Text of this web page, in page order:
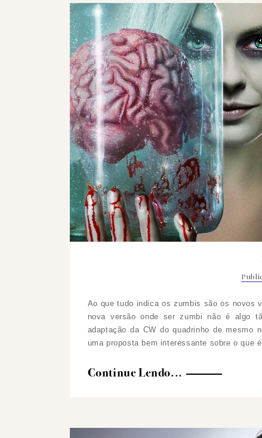
Ao que tudo indica os zumbis são os novos
nova versão onde ser zumbi não é algo
adaptação da CW do quadrinho de mesmo
uma proposta bem interessante sobre o que
Continue Lendo...